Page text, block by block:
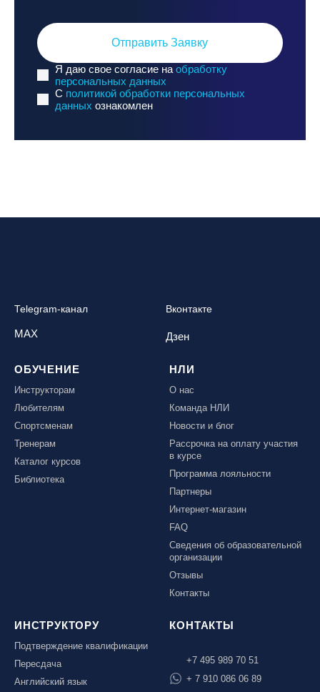
Отправить Заявку
Я даю свое согласие на обработку
персональных данных
C политикой обработки персональных
данных ознакомлен
Telegram-канал Вконтакте
MAX Дзен
ОБУЧЕНИЕ
Инструкторам
Любителям
Спортсменам
Тренерам
Каталог курсов
Библиотека
НЛИ
О нас
Команда НЛИ
Новости и блог
Рассрочка на оплату участия
в курсе
Программа лояльности
Партнеры
Интернет-магазин
FAQ
Сведения об образовательной
организации
Отзывы
Контакты
ИНСТРУКТОРУ
Подтверждение квалификации
Пересдача
Английский язык
КОНТАКТЫ
+7 495 989 70 51
+ 7 910 086 06 89